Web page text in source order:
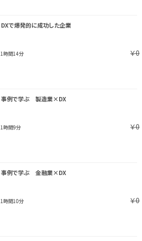
DXで爆発的に成功した企業
1時間14分 ￥0
事例で学ぶ 製造業×DX
1時間9分 ￥0
事例で学ぶ 金融業×DX
1時間10分 ￥0